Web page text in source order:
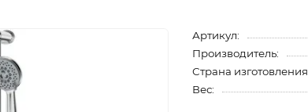
Артикул:
Производитель:
Страна
Вес: